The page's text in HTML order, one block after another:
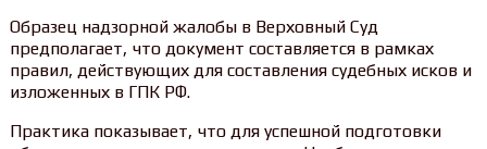
Образец надзорной жалобы в Верховный Суд
предполагает, что документ составляется в рамках
правил, действующих для составления судебных исков и
изложенных в ГПК РФ.
Практика показывает, что для успешной подготовки